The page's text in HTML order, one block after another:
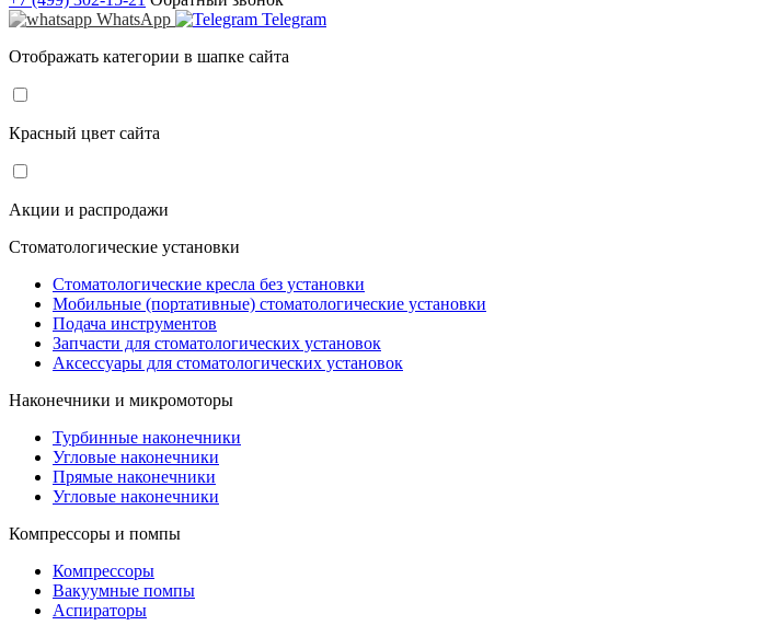
WhatsApp
Telegram
Отображать категории в шапке сайта
Красный цвет сайта
Акции и распродажи
Стоматологические установки
Стоматологические кресла без установки
Мобильные (портативные) стоматологические установки
Подача инструментов
Запчасти для стоматологических установок
Аксессуары для стоматологических установок
Наконечники и микромоторы
Турбинные наконечники
Угловые наконечники
Прямые наконечники
Угловые наконечники
Компрессоры и помпы
Компрессоры
Вакуумные помпы
Аспираторы